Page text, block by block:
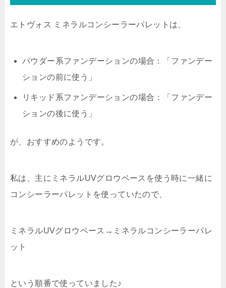
エトヴォス ミネラルコンシーラーパレットは、
パウダー系ファンデーションの場合：「 ファンデー
ションの前に使う 」
リキッド系ファンデーションの場合：「 ファンデー
ションの後に使う 」
が、おすすめのようです。
私は、主にミネラルUVグロウベースを使う時に一緒に
コンシーラーパレットを使っていたので、
ミネラルUVグロウベース→ミネラルコンシーラーパレ
ット
という順番で使っていました♪